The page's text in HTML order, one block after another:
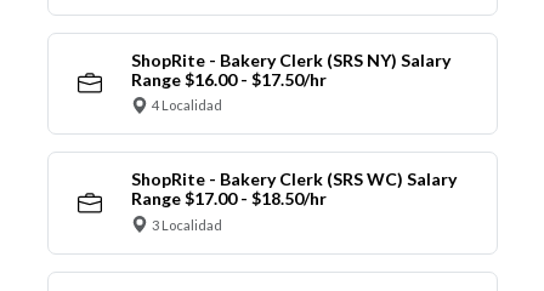
ShopRite - Bakery Clerk (SRS NY) Salary
Range $16.00 - $17.50/hr
4 Localidad
ShopRite - Bakery Clerk (SRS WC) Salary
Range $17.00 - $18.50/hr
3 Localidad